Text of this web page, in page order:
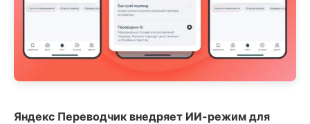
Яндекс Переводчик внедряет ИИ-режим для